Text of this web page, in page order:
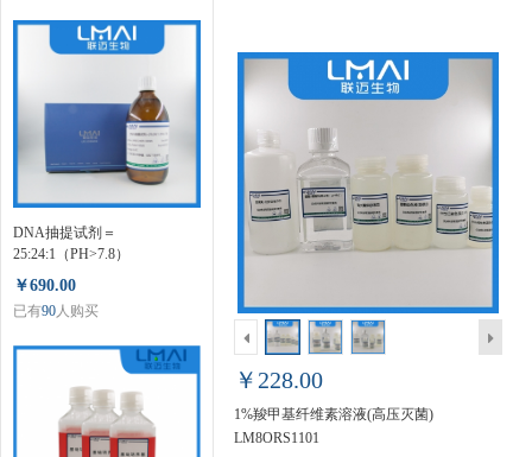
DNA抽提试剂＝
25:24:1（PH>7.8）
LM80124ER
￥690.00
已有90人购买
￥228.00
1%羧甲基纤维素溶液(高压灭菌)
LM8ORS1101